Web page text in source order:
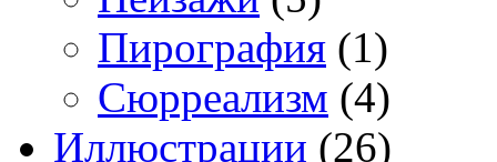
Пирография (1)
Сюрреализм (4)
Иллюстрации (26)